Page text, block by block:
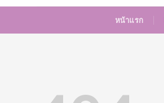
หน้าแรก